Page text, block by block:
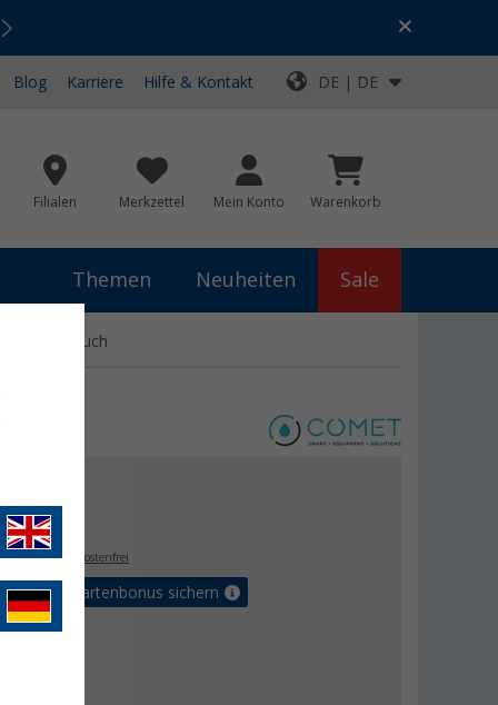
Top-Deals für dein Abenteuer!
Blog Karriere Hilfe & Kontakt DE | DE
Filialen Merkzettel Mein Konto Warenkorb
Themen Neuheiten Sale
mit Schlauch
€
versandkostenfrei
Vorteilskartenbonus sichern